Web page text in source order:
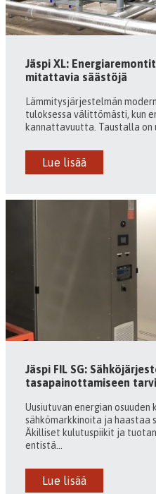
Jäspi XL:
mitattavia säästöjä
Lämmitysjärjestelmän
tuloksessa välittömästi, kun
kannattavuutta. Taustalla on
Lue lisää
Jäspi FIL SG:
tasapainottamiseen
Uusiutuvan energian osuuden
sähkömarkkinoita ja haastaa
Äkilliset kulutuspiikit ja
entistä...
Lue lisää